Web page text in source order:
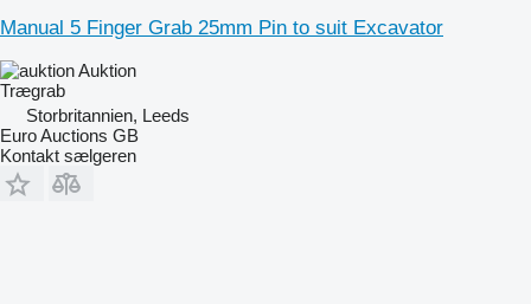
Manual 5 Finger Grab 25mm Pin to suit Excavator
Auktion
Trægrab
Storbritannien, Leeds
Euro Auctions GB
Kontakt sælgeren